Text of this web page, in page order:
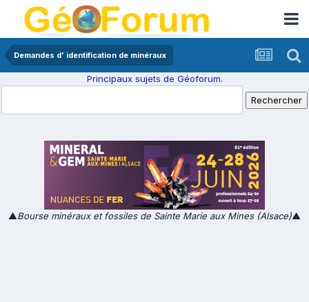
Demandes d' identification de minéraux
Principaux sujets de Géoforum.
▲Bourse minéraux et fossiles de Sainte Marie aux Mines (Alsace)▲